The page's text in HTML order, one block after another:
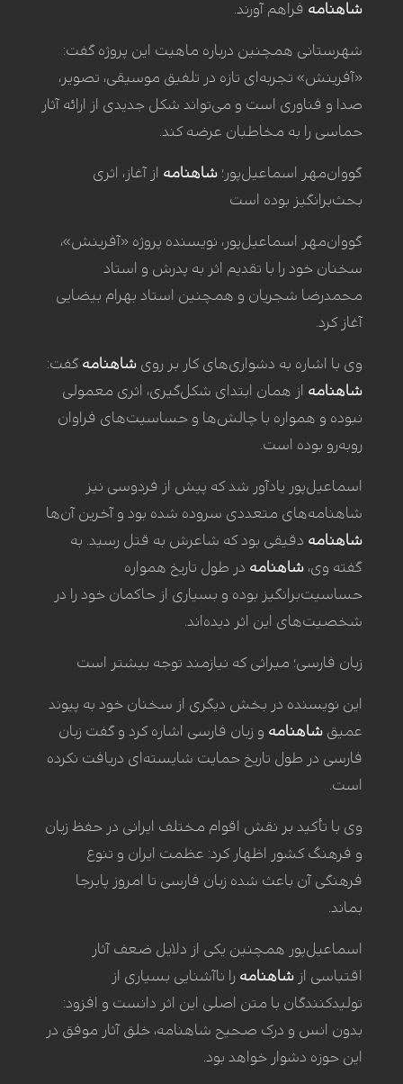
شاهنامه فراهم آورند.
شهرستانی همچنین درباره ماهیت این پروژه گفت:
«آفرینش» تجربه‌ای تازه در تلفیق موسیقی، تصویر،
صدا و فناوری است و می‌تواند شکل جدیدی از ارائه آثار
حماسی را به مخاطبان عرضه کند.
گووان‌مهر اسماعیل‌پور؛ شاهنامه از آغاز، اثری
بحث‌برانگیز بوده است
گووان‌مهر اسماعیل‌پور، نویسنده پروژه «آفرینش»،
سخنان خود را با تقدیم اثر به پدرش و استاد
محمدرضا شجریان و همچنین استاد بهرام بیضایی
آغاز کرد.
وی با اشاره به دشواری‌های کار بر روی شاهنامه گفت:
شاهنامه از همان ابتدای شکل‌گیری، اثری معمولی
نبوده و همواره با چالش‌ها و حساسیت‌های فراوان
روبه‌رو بوده است.
اسماعیل‌پور یادآور شد که پیش از فردوسی نیز
شاهنامه‌های متعددی سروده شده بود و آخرین آن‌ها
شاهنامه دقیقی بود که شاعرش به قتل رسید. به
گفته وی، شاهنامه در طول تاریخ همواره
حساسیت‌برانگیز بوده و بسیاری از حاکمان خود را در
شخصیت‌های این اثر دیده‌اند.
زبان فارسی؛ میراثی که نیازمند توجه بیشتر است
این نویسنده در بخش دیگری از سخنان خود به پیوند
عمیق شاهنامه و زبان فارسی اشاره کرد و گفت زبان
فارسی در طول تاریخ حمایت شایسته‌ای دریافت نکرده
است.
وی با تأکید بر نقش اقوام مختلف ایرانی در حفظ زبان
و فرهنگ کشور اظهار کرد: عظمت ایران و تنوع
فرهنگی آن باعث شده زبان فارسی تا امروز پابرجا
بماند.
اسماعیل‌پور همچنین یکی از دلایل ضعف آثار
اقتباسی از شاهنامه را ناآشنایی بسیاری از
تولیدکنندگان با متن اصلی این اثر دانست و افزود:
بدون انس و درک صحیح شاهنامه، خلق آثار موفق در
این حوزه دشوار خواهد بود.